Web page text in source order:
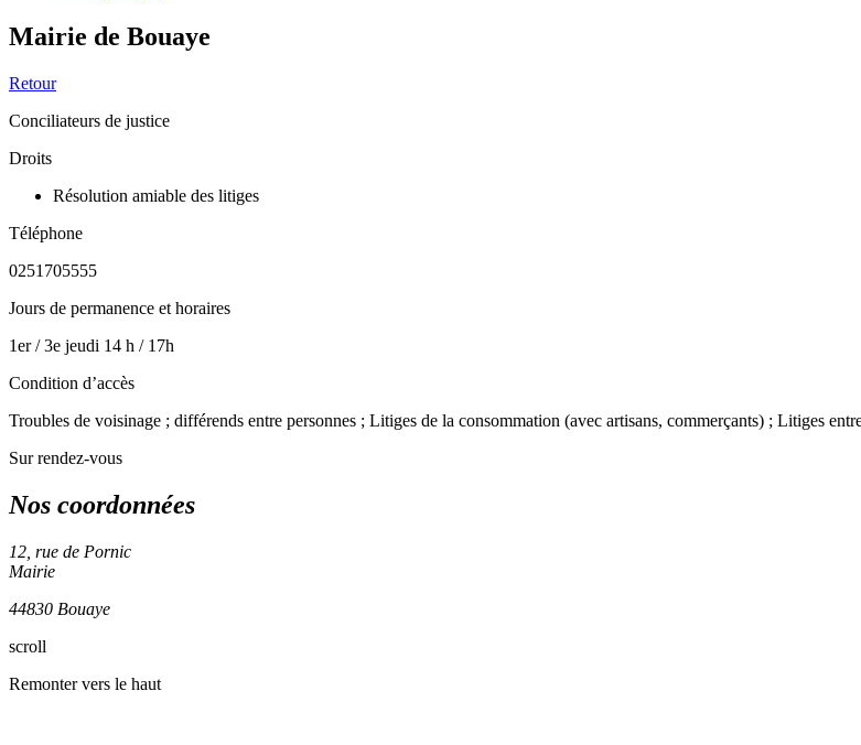
Mairie de Bouaye
Retour
Conciliateurs de justice
Droits
Résolution amiable des litiges
Téléphone
0251705555
Jours de permanence et horaires
1er / 3e jeudi 14 h / 17h
Condition d’accès
Troubles de voisinage ; différends entre personnes ; Litiges de la consommation (avec artisans, commerçants) ; Litiges
Sur rendez-vous
Nos coordonnées
12, rue de Pornic
Mairie
44830 Bouaye
−
scroll
Remonter vers le haut